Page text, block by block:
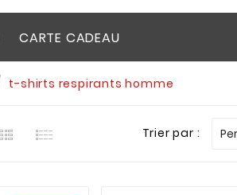
CARTE CADEAU
t-shirts respirants homme
Trier par :